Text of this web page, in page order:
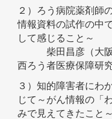
２）ろう病院薬剤師
情報資料の試作の中
して感じること～
柴田昌彦（大阪急
西ろう者医療保障研究
３）知的障害者にわ
じて ～がん情報の「
みで見えてきたこと～